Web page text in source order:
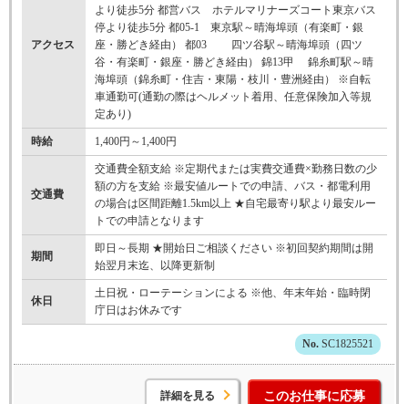
アクセス
より徒歩5分 都営バス ホテルマリナーズコート東京バス
停より徒歩5分 都05-1 東京駅～晴海埠頭（有楽町・銀
座・勝どき経由） 都03 四ツ谷駅～晴海埠頭（四ツ
谷・有楽町・銀座・勝どき経由） 錦13甲 錦糸町駅～晴
海埠頭（錦糸町・住吉・東陽・枝川・豊洲経由） ※自転
車通勤可(通勤の際はヘルメット着用、任意保険加入等規
定あり)
時給 1,400円～1,400円
交通費
交通費全額支給 ※定期代または実費交通費×勤務日数の少
額の方を支給 ※最安値ルートでの申請、バス・都電利用
の場合は区間距離1.5km以上 ★自宅最寄り駅より最安ルー
トでの申請となります
期間
即日～長期 ★開始日ご相談ください ※初回契約期間は開
始翌月末迄、以降更新制
休日
土日祝・ローテーションによる ※他、年末年始・臨時閉
庁日はお休みです
SC1825521
詳細を見る このお仕事に応募